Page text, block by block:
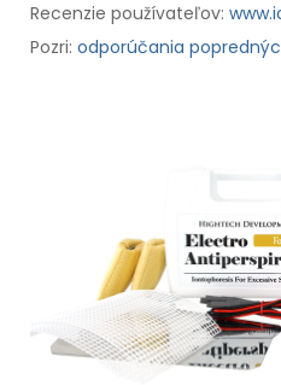
Recenzie používateľov:
Pozri: odporúčania